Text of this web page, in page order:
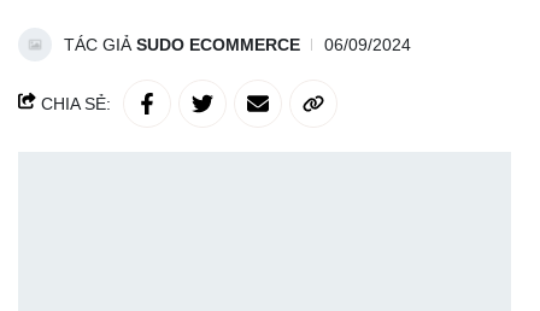
TÁC GIẢ SUDO ECOMMERCE 06/09/2024
CHIA SẺ: